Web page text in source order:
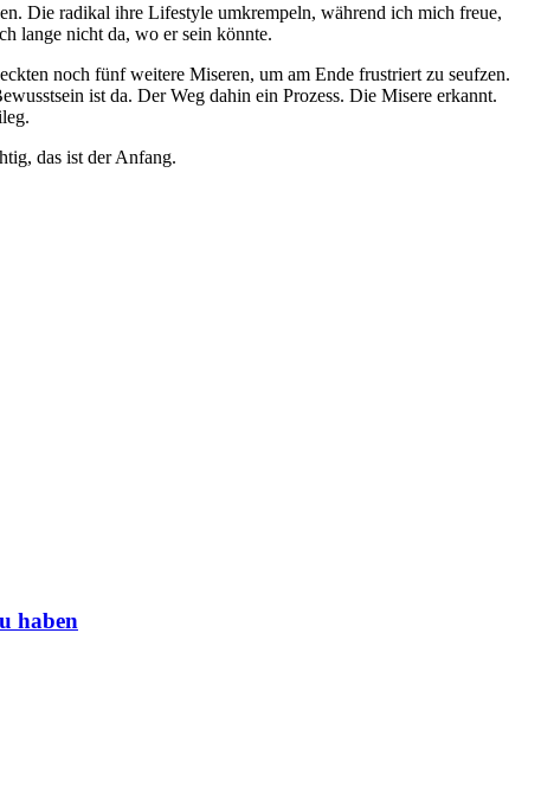
Die radikal ihre Lifestyle umkrempeln, während ich mich freue,
lange nicht da, wo er sein könnte.
noch fünf weitere Miseren, um am Ende frustriert zu seufzen.
ist da. Der Weg dahin ein Prozess. Die Misere erkannt.
das ist der Anfang.
haben